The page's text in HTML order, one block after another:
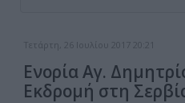
Τετάρτη, 26 Ιουλίου 2017 20:21
Ενορία Αγ.
Εκδρομή στη